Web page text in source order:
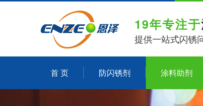
19年专注于
提供一站式闪锈
首 页 防闪锈剂 涂料助剂